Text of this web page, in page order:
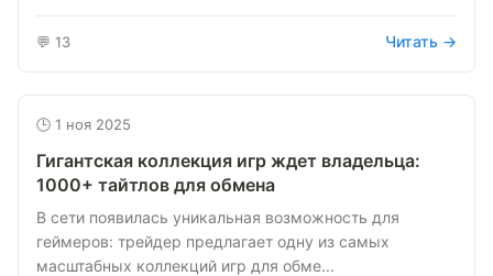
💬 13 Читать →
🕒 1 ноя 2025
Гигантская коллекция игр ждет владельца:
1000+ тайтлов для обмена
В сети появилась уникальная возможность для
геймеров: трейдер предлагает одну из самых
масштабных коллекций игр для обме...